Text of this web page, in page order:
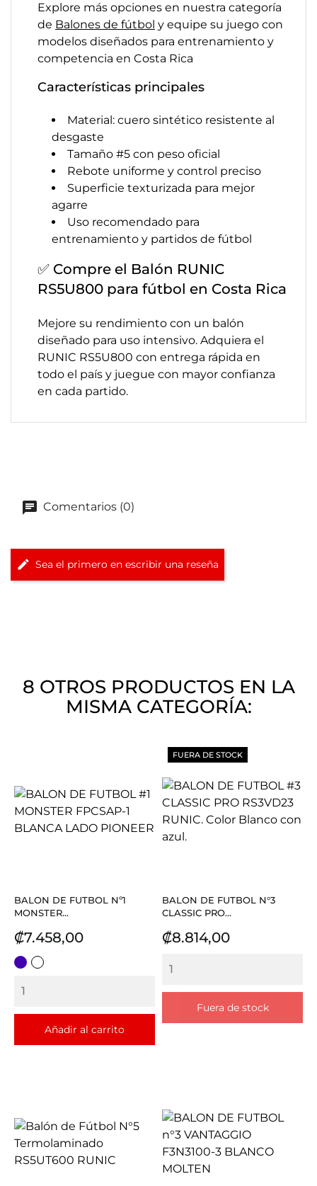
Explore más opciones en nuestra categoría
de Balones de fútbol y equipe su juego con
modelos diseñados para entrenamiento y
competencia en Costa Rica
Características principales
Material: cuero sintético resistente al
desgaste
Tamaño #5 con peso oficial
Rebote uniforme y control preciso
Superficie texturizada para mejor
agarre
Uso recomendado para
entrenamiento y partidos de fútbol
✅ Compre el Balón RUNIC
RS5U800 para fútbol en Costa Rica
Mejore su rendimiento con un balón
diseñado para uso intensivo. Adquiera el
RUNIC RS5U800 con entrega rápida en
todo el país y juegue con mayor confianza
en cada partido.
Comentarios (0)
Sea el primero en escribir una reseña
8 OTROS PRODUCTOS EN LA
MISMA CATEGORÍA:
BALON DE FUTBOL Nº1
MONSTER...
Precio
₡7.458,00
MORADO
BLANCO
Añadir al carrito
BALON DE FUTBOL N°3
CLASSIC PRO...
Precio
₡8.814,00
Fuera de stock
FUERA DE STOCK